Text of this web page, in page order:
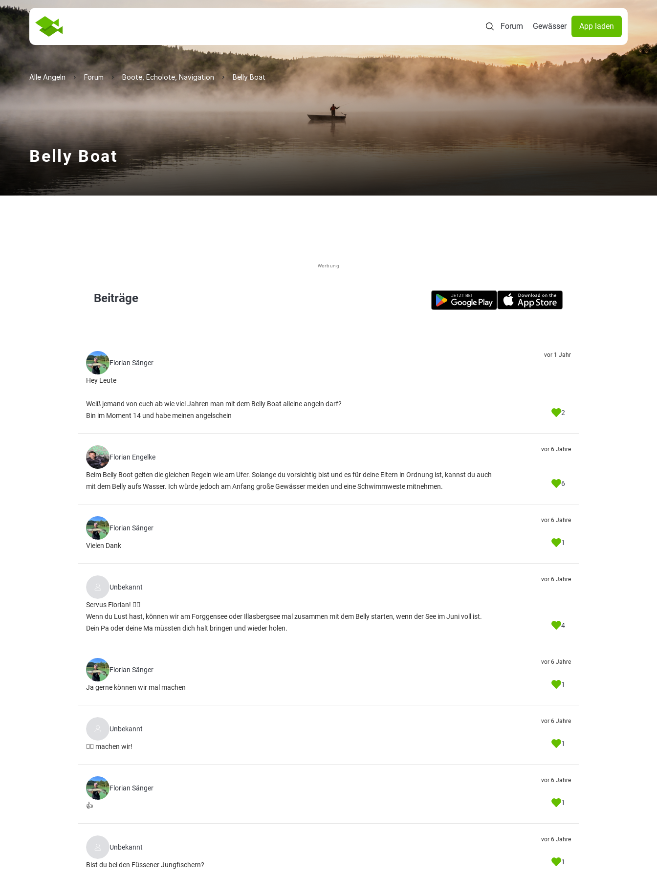
Forum Gewässer App laden
Alle Angeln Forum Boote, Echolote, Navigation Belly Boat
Belly Boat
Werbung
Beiträge
Florian Sänger
Hey Leute
Weiß jemand von euch ab wie viel Jahren man mit dem Belly Boat alleine angeln darf?
Bin im Moment 14 und habe meinen angelschein
vor 1 Jahr
2
Florian Engelke
Beim Belly Boot gelten die gleichen Regeln wie am Ufer. Solange du vorsichtig bist und es für deine Eltern in Ordnung ist, kannst du auch
mit dem Belly aufs Wasser. Ich würde jedoch am Anfang große Gewässer meiden und eine Schwimmweste mitnehmen.
vor 6 Jahre
6
Florian Sänger
Vielen Dank
vor 6 Jahre
1
Unbekannt
Servus Florian! ✌🏼
Wenn du Lust hast, können wir am Forggensee oder Illasbergsee mal zusammen mit dem Belly starten, wenn der See im Juni voll ist.
Dein Pa oder deine Ma müssten dich halt bringen und wieder holen.
vor 6 Jahre
4
Florian Sänger
Ja gerne können wir mal machen
vor 6 Jahre
1
Unbekannt
👍🏼 machen wir!
vor 6 Jahre
1
Florian Sänger
👍
vor 6 Jahre
1
Unbekannt
Bist du bei den Füssener Jungfischern?
vor 6 Jahre
1